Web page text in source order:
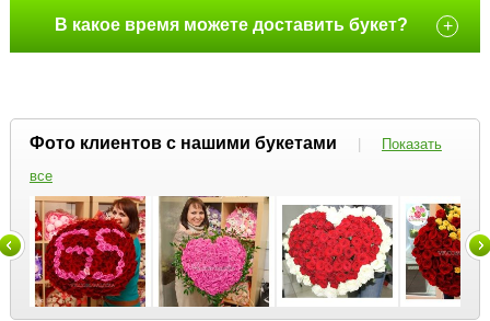
В какое время можете доставить букет? +
Фото клиентов с нашими букетами |
Показать
все